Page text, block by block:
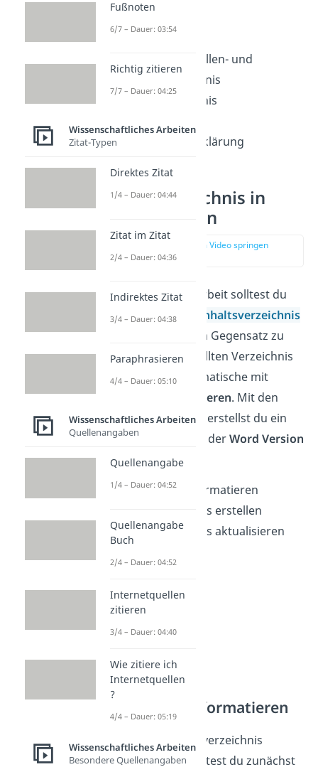
✗
Vorwort
Abbildungs-, Tabellen- und
Abkürzungsverzeichnis
✗
Literaturverzeichnis
✗Eidesstattliche Erklärung
Inhaltsverzeichnis in
Word erstellen
zur Stelle im Video springen
(01:29)
Für deine Bachelorarbeit solltest du
ein automatisches Inhaltsverzeichnis
in Word
erstellen. Im Gegensatz zu
einem manuell erstellten Verzeichnis
kannst du das automatische mit
einem Klick
aktualisieren. Mit den
folgendenSchritten
erstellst du ein
Inhaltsverzeichnis in derWord Version
2022:
Überschriften formatieren
Inhaltsverzeichnis erstellen
Inhaltsverzeichnis aktualisieren
Überschriften formatieren
Bevor du ein Inhaltsverzeichnis
erstellen kannst, solltest du zunächst
Fußnoten
6/7 – Dauer: 03:54
Richtig zitieren
7/7 – Dauer: 04:25
Wissenschaftliches Arbeiten
Zitat-Typen
Direktes Zitat
1/4 – Dauer: 04:44
Zitat im Zitat
2/4 – Dauer: 04:36
Indirektes Zitat
3/4 – Dauer: 04:38
Paraphrasieren
4/4 – Dauer: 05:10
Wissenschaftliches Arbeiten
Quellenangaben
Quellenangabe
1/4 – Dauer: 04:52
Quellenangabe
Buch
2/4 – Dauer: 04:52
Internetquellen
zitieren
3/4 – Dauer: 04:40
Wie zitiere ich
Internetquellen
?
4/4 – Dauer: 05:19
Wissenschaftliches Arbeiten
Besondere Quellenangaben